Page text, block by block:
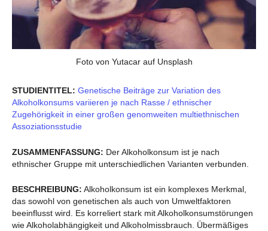
Foto von Yutacar auf Unsplash
STUDIENTITEL: Genetische Beiträge zur Variation des
Alkoholkonsums variieren je nach Rasse / ethnischer
Zugehörigkeit in einer großen genomweiten multiethnischen
Assoziationsstudie
ZUSAMMENFASSUNG: Der Alkoholkonsum ist je nach
ethnischer Gruppe mit unterschiedlichen Varianten verbunden.
BESCHREIBUNG: Alkoholkonsum ist ein komplexes Merkmal,
das sowohl von genetischen als auch von Umweltfaktoren
beeinflusst wird. Es korreliert stark mit Alkoholkonsumstörungen
wie Alkoholabhängigkeit und Alkoholmissbrauch. Übermäßiges